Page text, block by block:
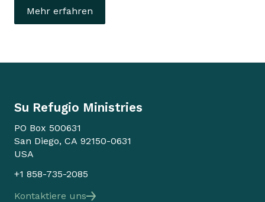
Mehr erfahren
Su Refugio Ministries
PO Box 500631
San Diego, CA 92150-0631
USA
+1 858-735-2085
Kontaktiere uns